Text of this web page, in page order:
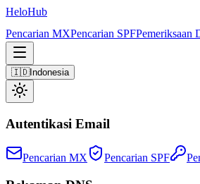
HeloHub
Pencarian MXPencarian SPFPemeriksaan
🇮🇩Indonesia
Autentikasi Email
Pencarian MX Pencarian SPF